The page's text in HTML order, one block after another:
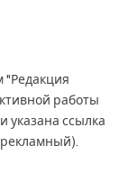
"Редакция
работы
указана ссылка